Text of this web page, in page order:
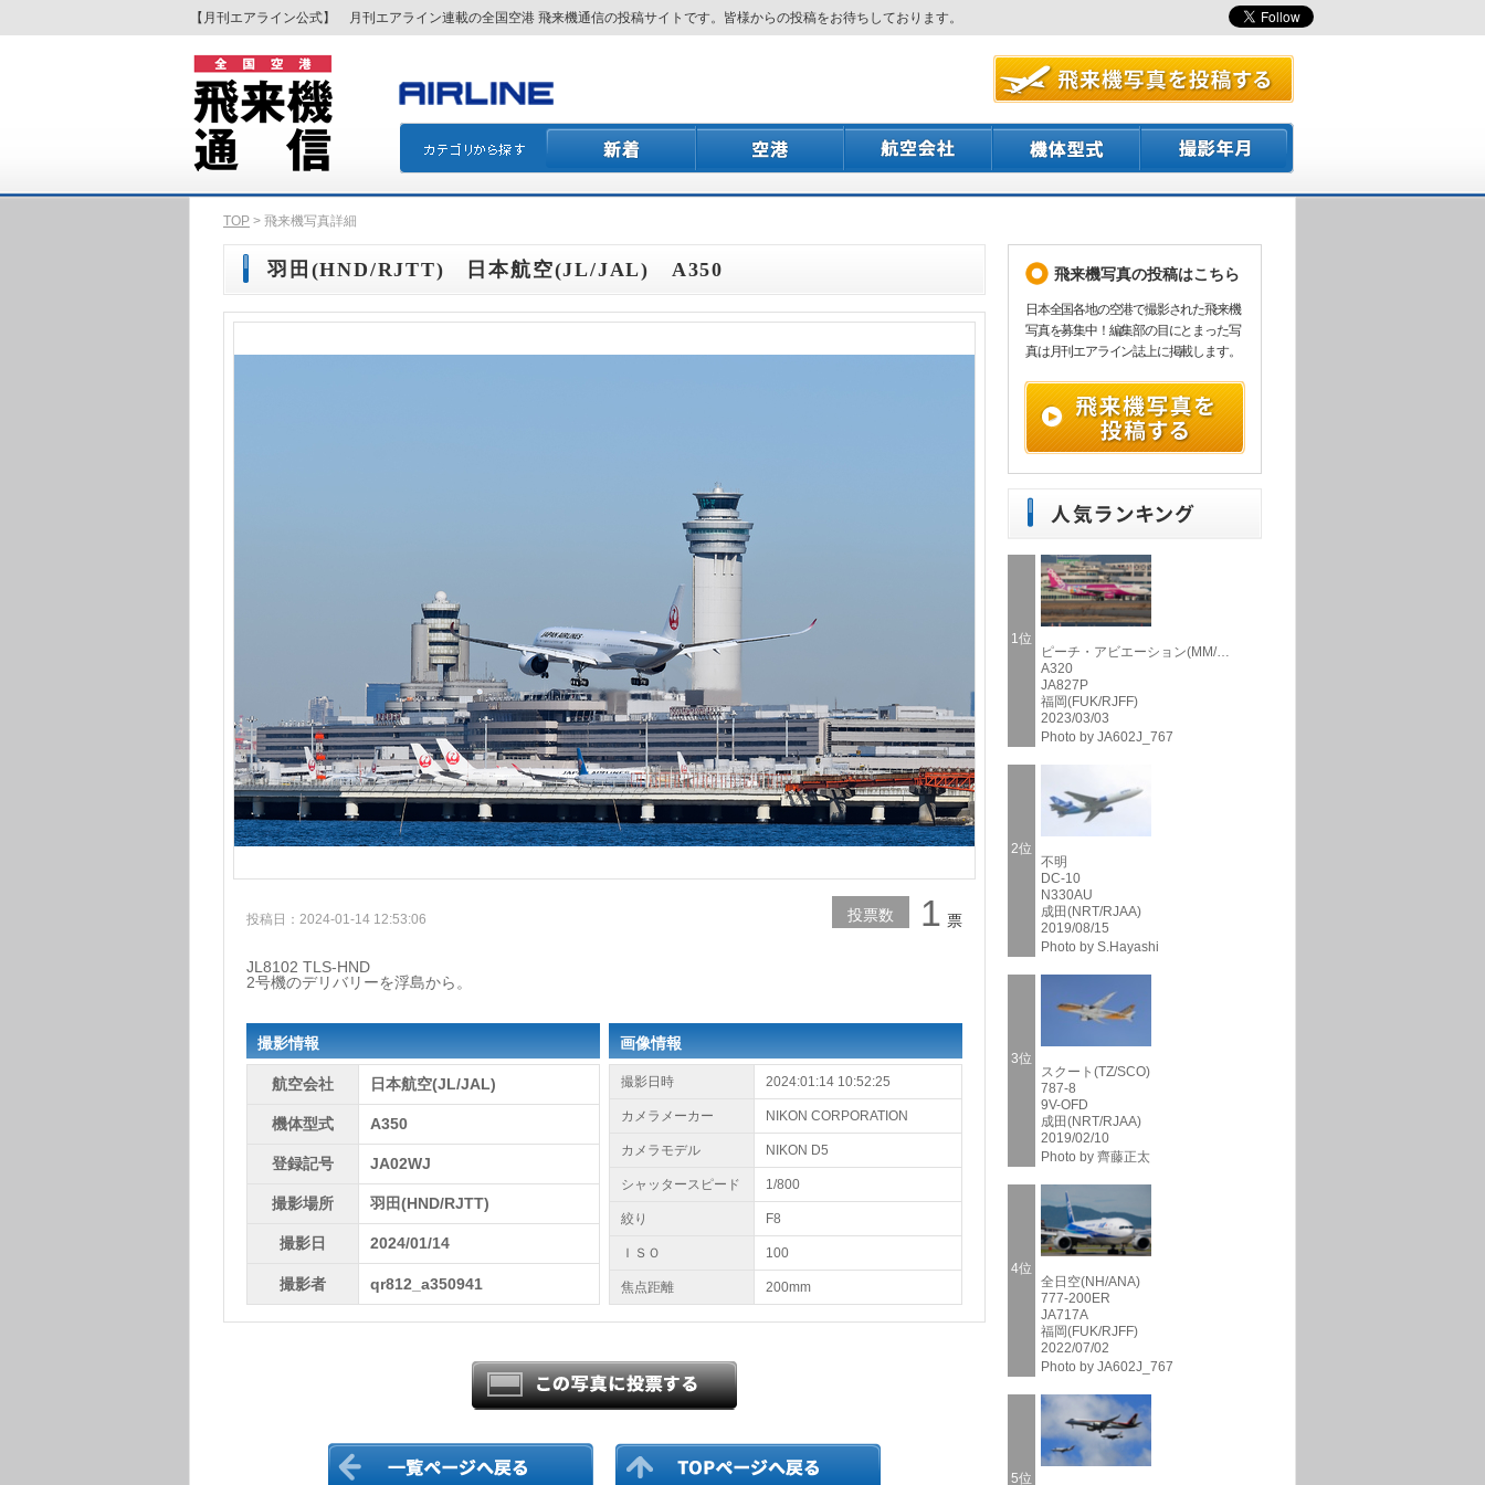
【月刊エアライン公式】 月刊エアライン連載の全国空港 飛来機通信の投稿サイトです。皆様からの投稿をお待ちしております。
TOP > 飛来機写真詳細
羽田(HND/RJTT) 日本航空(JL/JAL) A350
投稿日：2024-01-14 12:53:06 投票数 1 票
JL8102 TLS-HND
2号機のデリバリーを浮島から。
撮影情報
航空会社 日本航空(JL/JAL)
機体型式 A350
登録記号 JA02WJ
撮影場所 羽田(HND/RJTT)
撮影日 2024/01/14
撮影者 qr812_a350941
画像情報
撮影日時 2024:01:14 10:52:25
カメラメーカー NIKON CORPORATION
カメラモデル NIKON D5
シャッタースピード 1/800
絞り F8
ＩＳＯ 100
焦点距離 200mm
飛来機写真の投稿はこちら
日本全国各地の空港で撮影された飛来機
写真を募集中！編集部の目にとまった写
真は月刊エアライン誌上に掲載します。
1位
ピーチ・アビエーション(MM/…
A320
JA827P
福岡(FUK/RJFF)
2023/03/03
Photo by JA602J_767
2位
不明
DC-10
N330AU
成田(NRT/RJAA)
2019/08/15
Photo by S.Hayashi
3位
スクート(TZ/SCO)
787-8
9V-OFD
成田(NRT/RJAA)
2019/02/10
Photo by 齊藤正太
4位
全日空(NH/ANA)
777-200ER
JA717A
福岡(FUK/RJFF)
2022/07/02
Photo by JA602J_767
5位